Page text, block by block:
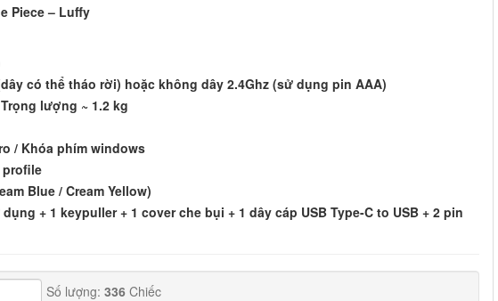
Piece – Luffy
có thể tháo rời) hoặc không dây 2.4Ghz (sử dụng pin AAA)
lượng ~ 1.2 kg
/ Khóa phím windows
profile
Blue / Cream Yellow)
+ 1 keypuller + 1 cover che bụi + 1 dây cáp USB Type-C to USB + 2 pin
Số lượng:336 Chiếc